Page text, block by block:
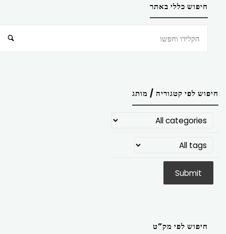
חיפוש כללי באתר
חיפוש לפי קטגוריה / מותג
חיפוש לפי מק”ט